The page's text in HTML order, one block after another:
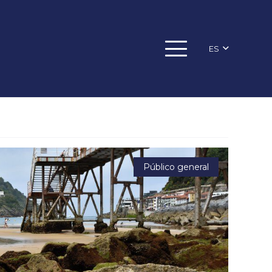
ES
Público general